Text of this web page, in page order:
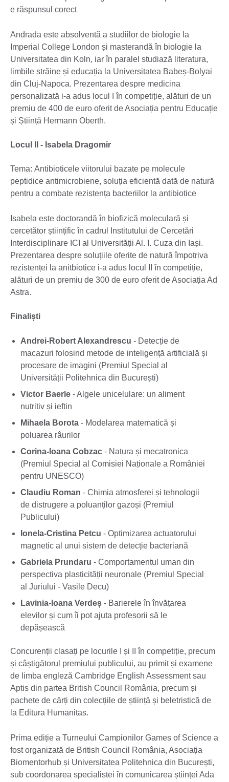
e răspunsul corect
Andrada este absolventă a studiilor de biologie la
Imperial College London și masterandă în biologie la
Universitatea din Koln, iar în paralel studiază literatura,
limbile străine și educația la Universitatea Babeș-Bolyai
din Cluj-Napoca. Prezentarea despre medicina
personalizată i-a adus locul I în competiție, alături de un
premiu de 400 de euro oferit de Asociația pentru Educație
și Știință Hermann Oberth.
Locul II - Isabela Dragomir
Tema: Antibioticele viitorului bazate pe molecule
peptidice antimicrobiene, soluția eficientă dată de natură
pentru a combate rezistența bacteriilor la antibiotice
Isabela este doctorandă în biofizică moleculară și
cercetător științific în cadrul Institutului de Cercetări
Interdisciplinare ICI al Universității Al. I. Cuza din Iași.
Prezentarea despre soluțiile oferite de natură împotriva
rezistenței la anitbiotice i-a adus locul II în competiție,
alături de un premiu de 300 de euro oferit de Asociația Ad
Astra.
Finaliști
Andrei-Robert Alexandrescu - Detecție de
macazuri folosind metode de inteligență artificială și
procesare de imagini (Premiul Special al
Universității Politehnica din București)
Victor Baerle - Algele unicelulare: un aliment
nutritiv și ieftin
Mihaela Borota - Modelarea matematică și
poluarea râurilor
Corina-Ioana Cobzac - Natura și mecatronica
(Premiul Special al Comisiei Naționale a României
pentru UNESCO)
Claudiu Roman - Chimia atmosferei și tehnologii
de distrugere a poluanților gazoși (Premiul
Publicului)
Ionela-Cristina Petcu - Optimizarea actuatorului
magnetic al unui sistem de detecție bacteriană
Gabriela Prundaru - Comportamentul uman din
perspectiva plasticității neuronale (Premiul Special
al Juriului - Vasile Decu)
Lavinia-Ioana Verdeș - Barierele în învățarea
elevilor și cum îi pot ajuta profesorii să le
depășească
Concurenții clasați pe locurile I și II în competiție, precum
și câștigătorul premiului publicului, au primit și examene
de limba engleză Cambridge English Assessment sau
Aptis din partea British Council România, precum și
pachete de cărți din colecțiile de știință și beletristică de
la Editura Humanitas.
Prima ediție a Turneului Campionilor Games of Science a
fost organizată de British Council România, Asociația
Biomentorhub și Universitatea Politehnica din București,
sub coordonarea specialistei în comunicarea științei Ada